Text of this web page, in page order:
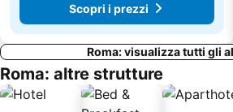
Scopri i prezzi
Roma: visualizza tutti gli
Roma: altre strutture